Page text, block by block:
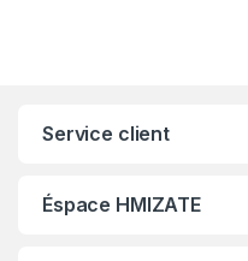
Service client
Éspace HMIZATE